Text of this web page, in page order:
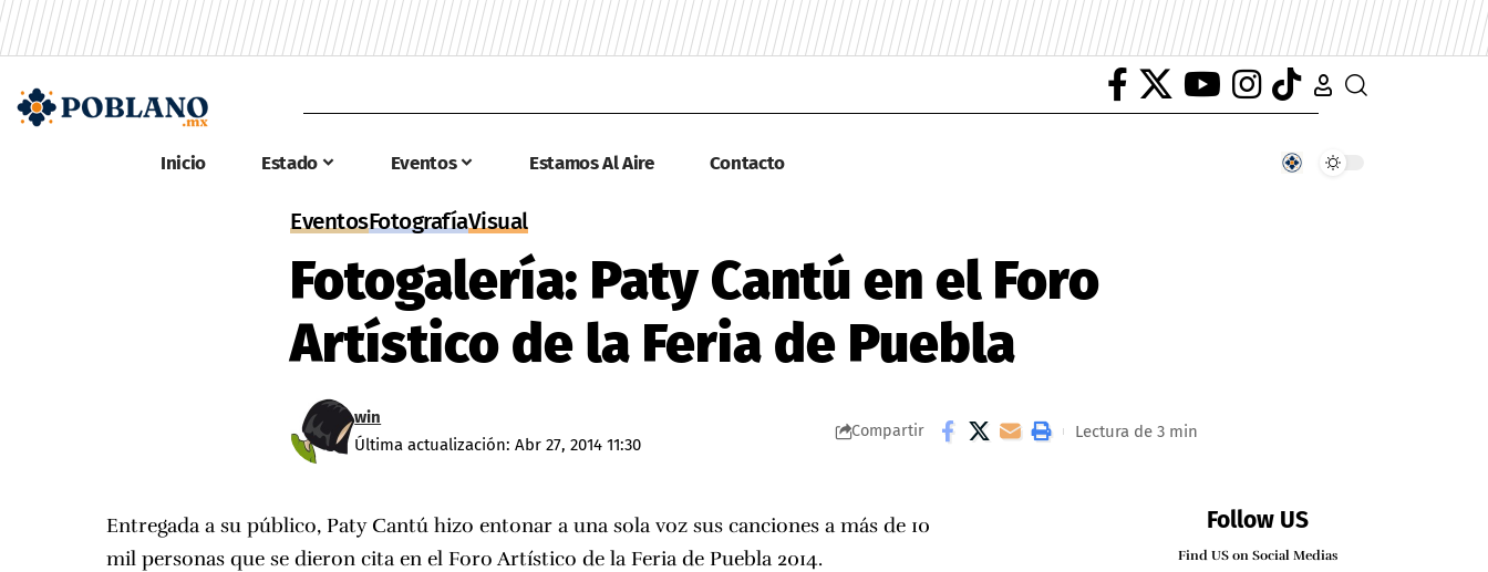
Inicio Estado Eventos Estamos Al Aire Contacto
EventosFotografíaVisual
Fotogalería: Paty Cantú en el Foro
Artístico de la Feria de Puebla
Última actualización: Abr 27, 2014 11:30
win
Compartir Lectura de 3 min
Entregada a su público, Paty Cantú hizo entonar a una sola voz sus canciones a más de 10
mil personas que se dieron cita en elForo Artístico de la Feria de Puebla 2014.
Follow US
Find US on Social Medias